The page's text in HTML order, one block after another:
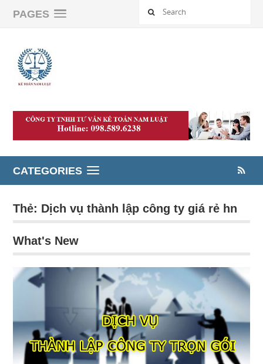
PAGES
CATEGORIES
Thẻ: Dịch vụ thành lập công ty giá rẻ hn
What's New